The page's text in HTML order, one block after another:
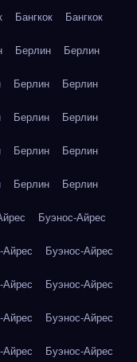
Бангкок Бангкок
Берлин Берлин
Берлин Берлин
Берлин Берлин
Берлин Берлин
Берлин Берлин
Буэнос-Айрес
Айрес Буэнос-Айрес
Айрес Буэнос-Айрес
Айрес Буэнос-Айрес
Айрес Буэнос-Айрес